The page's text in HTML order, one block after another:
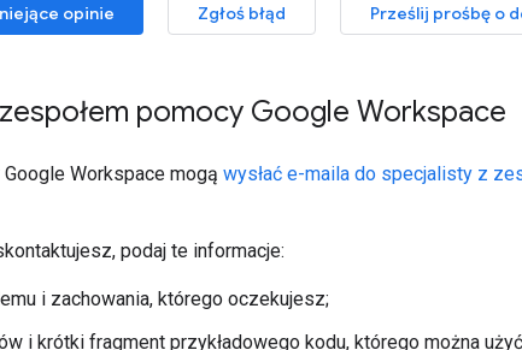
opinie Zgłoś błąd Prześlij prośbę o
zespołem pomocy Google Workspace
Google Workspace mogą wysłać e-maila do specjalisty z
podaj te informacje:
i zachowania, którego oczekujesz;
i krótki fragment przykładowego kodu, którego można